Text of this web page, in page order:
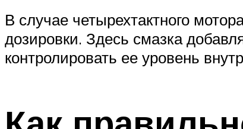
В случае четырехтактного
дозировки. Здесь смазка
контролировать ее уровень